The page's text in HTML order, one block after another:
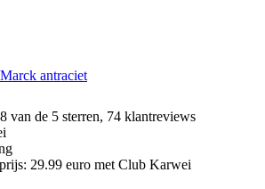
antraciet
van de 5 sterren, 74 klantreviews
29.99 euro met Club Karwei